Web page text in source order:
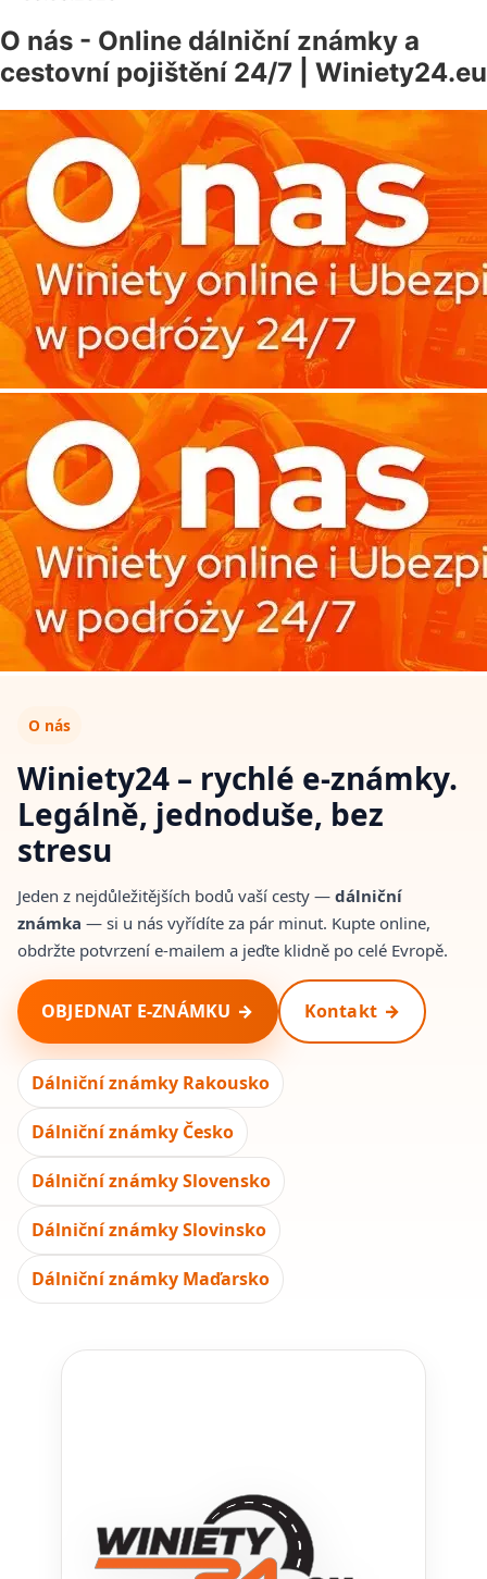
O nás - Online dálniční známky a
cestovní pojištění 24/7 | Winiety24.eu
O nás
Winiety24 – rychlé e-známky.
Legálně, jednoduše, bez
stresu
Jeden z nejdůležitějších bodů vaší cesty — dálniční
známka — si u nás vyřídíte za pár minut. Kupte online,
obdržte potvrzení e-mailem a jeďte klidně po celé Evropě.
OBJEDNAT E-ZNÁMKU Kontakt
Dálniční známky Rakousko
Dálniční známky Česko
Dálniční známky Slovensko
Dálniční známky Slovinsko
Dálniční známky Maďarsko